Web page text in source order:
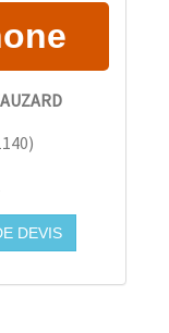
)
DEVIS